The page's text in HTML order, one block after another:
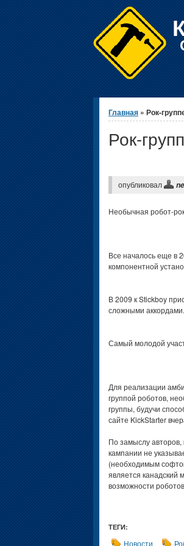
Вы здесь
Главная » Рок-
Рок-
опубликовал
Необычная робот-
Все началось еще в
компонентной
В 2009 к Stickboy
сложными аккордами.
Самый молодой
Для реализации
группой роботов,
группы, будучи
сайте KickStarter
По замыслу
кампании не
(необходимым
является канадский
возможности
ТЕГИ:
Новости